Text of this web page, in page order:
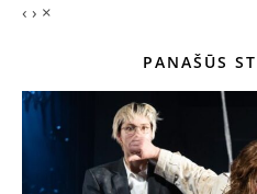
‹ › ×
PANAŠŪS